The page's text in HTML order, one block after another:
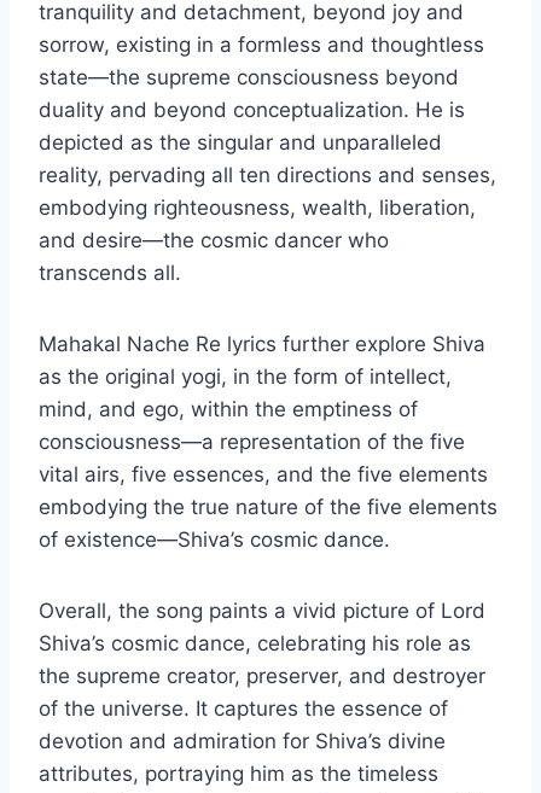
tranquility and detachment, beyond joy and
sorrow, existing in a formless and thoughtless
state—the supreme consciousness beyond
duality and beyond conceptualization. He is
depicted as the singular and unparalleled
reality, pervading all ten directions and senses,
embodying righteousness, wealth, liberation,
and desire—the cosmic dancer who
transcends all.
Mahakal Nache Re lyrics further explore Shiva
as the original yogi, in the form of intellect,
mind, and ego, within the emptiness of
consciousness—a representation of the five
vital airs, five essences, and the five elements
embodying the true nature of the five elements
of existence—Shiva’s cosmic dance.
Overall, the song paints a vivid picture of Lord
Shiva’s cosmic dance, celebrating his role as
the supreme creator, preserver, and destroyer
of the universe. It captures the essence of
devotion and admiration for Shiva’s divine
attributes, portraying him as the timeless